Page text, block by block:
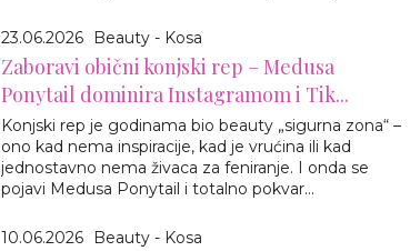
23.06.2026 Beauty - Kosa
Zaboravi obični konjski rep – Medusa
Ponytail dominira Instagramom i Tik...
Konjski rep je godinama bio beauty „sigurna zona“ –
ono kad nema inspiracije, kad je vrućina ili kad
jednostavno nema živaca za feniranje. I onda se
pojavi Medusa Ponytail i totalno pokvar...
10.06.2026 Beauty - Kosa